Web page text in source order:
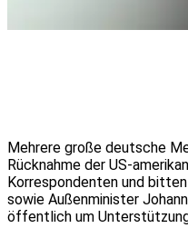
Mehrere große deutsche
Rücknahme der US-
Korrespondenten und
sowie Außenminister
öffentlich um